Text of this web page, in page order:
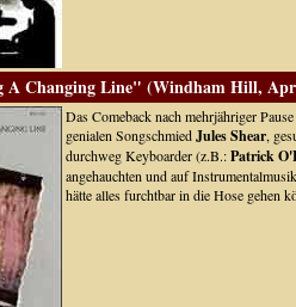
A Changing Line" (Windham Hill,
Das Comeback nach mehrjähriger
genialen SongschmiedJules Shear,
durchweg Keyboarder (z.B.:Patrick
angehauchten und auf
hätte alles furchtbar in die Hose gehen